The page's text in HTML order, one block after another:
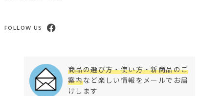
FOLLOW US
商品の選び方・使い方・新商品のご
案内など楽しい情報をメールでお届
けします